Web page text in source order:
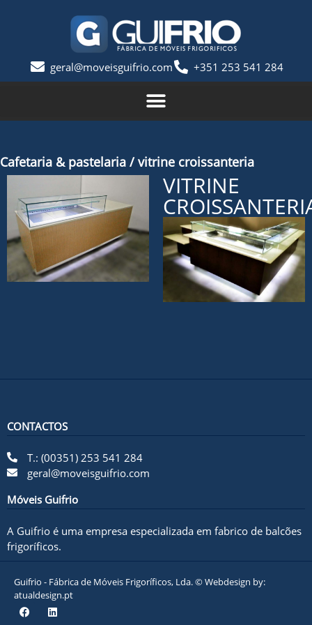
geral@moveisguifrio.com +351 253 541 284
Cafetaria & pastelaria / vitrine croissanteria
VITRINE
CONTACTOS
T.: (00351) 253 541 284
geral@moveisguifrio.com
Móveis Guifrio
A Guifrio é uma empresa especializada em fabrico de balcões
frigoríficos.
Guifrio - Fábrica de Móveis Frigoríficos, Lda. © Webdesign by:
atualdesign.pt